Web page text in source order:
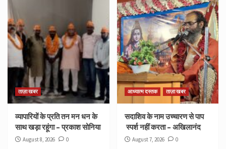
ताज़ा खबर
व्यापारियों के प्रति तन मन धन के
साथ खड़ा रहूंगा – प्रकाश सोनिया
August 8, 2026 0
आध्यात्म दस्तक ताज़ा खबर
सदाशिव के नाम उच्चारण से पाप
स्पर्श नहीं करता – अखिलानंद
August 7, 2026 0